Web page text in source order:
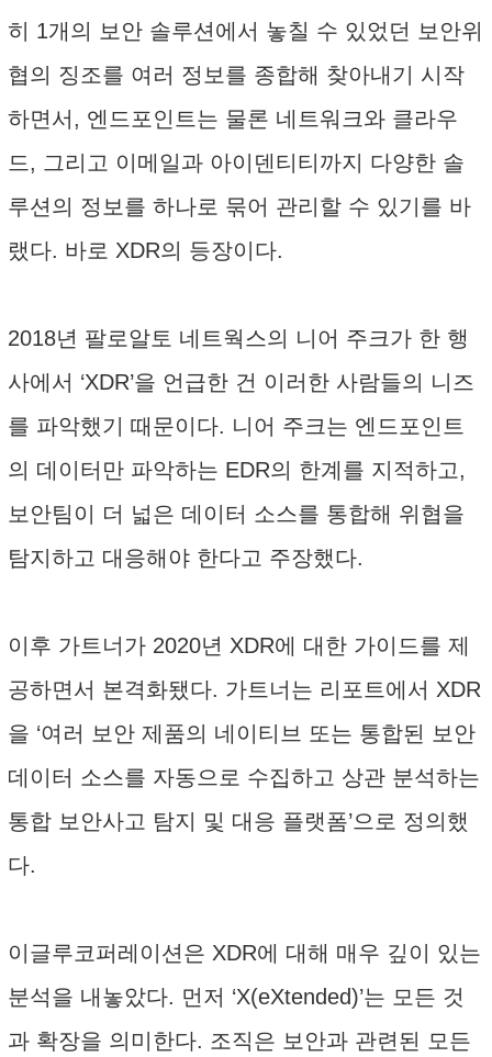
히 1개의 보안 솔루션에서 놓칠 수 있었던 보안위
협의 징조를 여러 정보를 종합해 찾아내기 시작
하면서, 엔드포인트는 물론 네트워크와 클라우
드, 그리고 이메일과 아이덴티티까지 다양한 솔
루션의 정보를 하나로 묶어 관리할 수 있기를 바
랬다. 바로 XDR의 등장이다.
2018년 팔로알토 네트웍스의 니어 주크가 한 행
사에서 ‘XDR’을 언급한 건 이러한 사람들의 니즈
를 파악했기 때문이다. 니어 주크는 엔드포인트
의 데이터만 파악하는 EDR의 한계를 지적하고,
보안팀이 더 넓은 데이터 소스를 통합해 위협을
탐지하고 대응해야 한다고 주장했다.
이후 가트너가 2020년 XDR에 대한 가이드를 제
공하면서 본격화됐다. 가트너는 리포트에서 XDR
을 ‘여러 보안 제품의 네이티브 또는 통합된 보안
데이터 소스를 자동으로 수집하고 상관 분석하는
통합 보안사고 탐지 및 대응 플랫폼’으로 정의했
다.
이글루코퍼레이션은 XDR에 대해 매우 깊이 있는
분석을 내놓았다. 먼저 ‘X(eXtended)’는 모든 것
과 확장을 의미한다. 조직은 보안과 관련된 모든